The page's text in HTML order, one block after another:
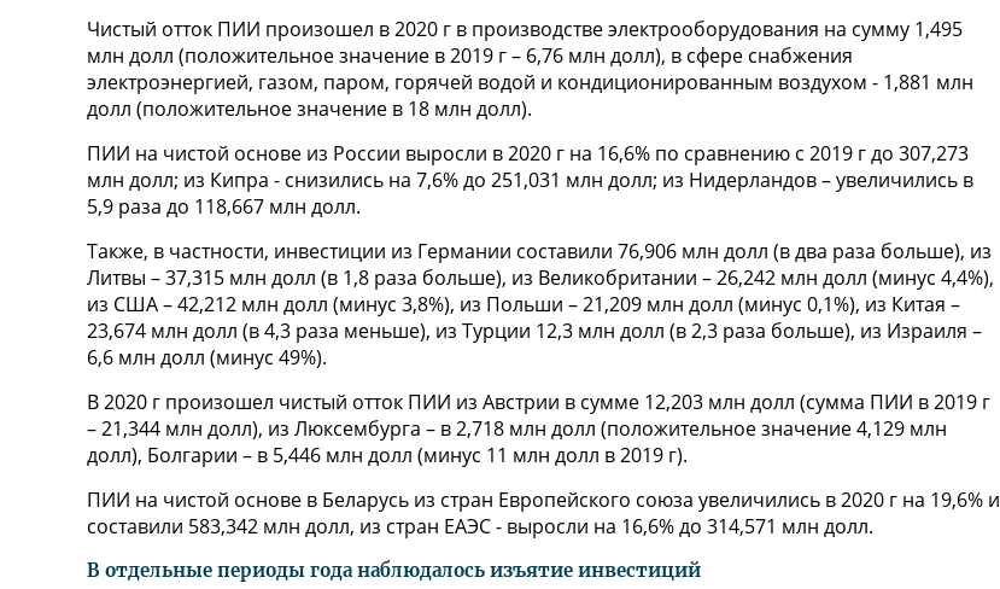
Чистый отток ПИИ произошел в 2020 г в производстве электрооборудования на сумму 1,495
млн долл (положительное значение в 2019 г – 6,76 млн долл), в сфере снабжения
электроэнергией, газом, паром, горячей водой и кондиционированным воздухом - 1,881 млн
долл (положительное значение в 18 млн долл).
ПИИ на чистой основе из России выросли в 2020 г на 16,6% по сравнению с 2019 г до 307,273
млн долл; из Кипра - снизились на 7,6% до 251,031 млн долл; из Нидерландов – увеличились в
5,9 раза до 118,667 млн долл.
Также, в частности, инвестиции из Германии составили 76,906 млн долл (в два раза больше), из
Литвы – 37,315 млн долл (в 1,8 раза больше), из Великобритании – 26,242 млн долл (минус 4,4%),
из США – 42,212 млн долл (минус 3,8%), из Польши – 21,209 млн долл (минус 0,1%), из Китая –
23,674 млн долл (в 4,3 раза меньше), из Турции 12,3 млн долл (в 2,3 раза больше), из Израиля –
6,6 млн долл (минус 49%).
В 2020 г произошел чистый отток ПИИ из Австрии в сумме 12,203 млн долл (сумма ПИИ в 2019 г
– 21,344 млн долл), из Люксембурга – в 2,718 млн долл (положительное значение 4,129 млн
долл), Болгарии – в 5,446 млн долл (минус 11 млн долл в 2019 г).
ПИИ на чистой основе в Беларусь из стран Европейского союза увеличились в 2020 г на 19,6% и
составили 583,342 млн долл, из стран ЕАЭС - выросли на 16,6% до 314,571 млн долл.
В отдельные периоды года наблюдалось изъятие инвестиций